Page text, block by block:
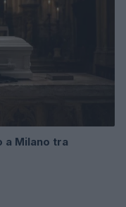
a Milano tra